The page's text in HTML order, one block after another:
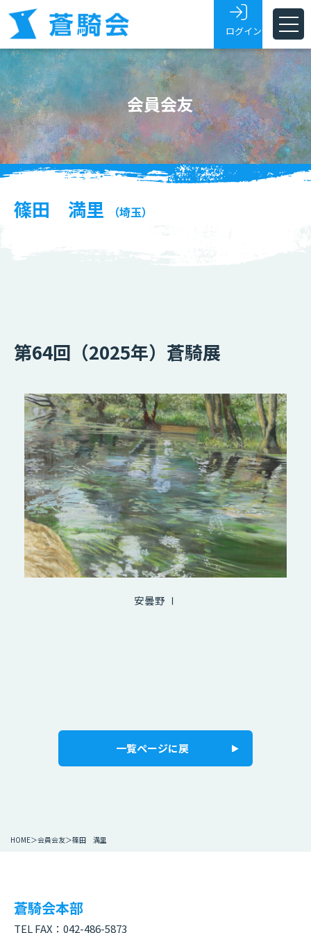
ホーム
蒼騎会とは
蒼騎展
支部
展覧会トピックス
ログイン
会員会友
篠田 満里 （埼玉）
第64回（2025年）蒼騎展
安曇野 Ⅰ
一覧ページに戻
HOME 会員会友 篠田 満里
蒼騎会本部
TEL FAX： 042-486-5873